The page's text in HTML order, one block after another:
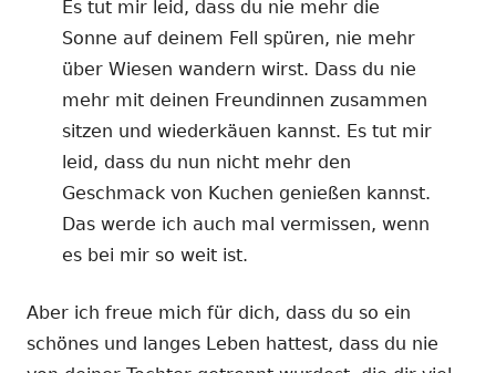
Es tut mir leid, dass du nie mehr die
Sonne auf deinem Fell spüren, nie mehr
über Wiesen wandern wirst. Dass du nie
mehr mit deinen Freundinnen zusammen
sitzen und wiederkäuen kannst. Es tut mir
leid, dass du nun nicht mehr den
Geschmack von Kuchen genießen kannst.
Das werde ich auch mal vermissen, wenn
es bei mir so weit ist.
Aber ich freue mich für dich, dass du so ein
schönes und langes Leben hattest, dass du nie